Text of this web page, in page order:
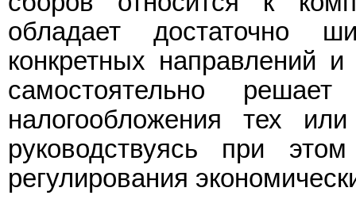
обладает достаточно
конкретных направлений
самостоятельно
налогообложения тех
руководствуясь при
регулирования